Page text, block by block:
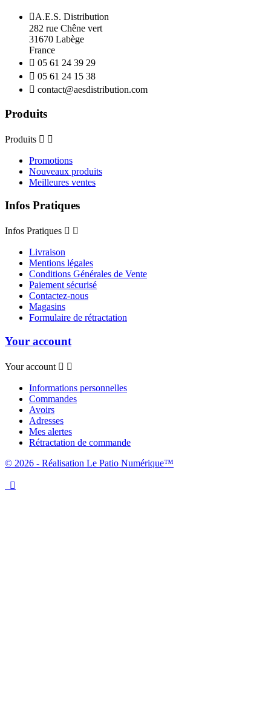
A.E.S. Distribution
282 rue Chêne vert
31670 Labège
France
 05 61 24 39 29
 05 61 24 15 38
 contact@aesdistribution.com
Produits
Produits  
Promotions
Nouveaux produits
Meilleures ventes
Infos Pratiques
Infos Pratiques  
Livraison
Mentions légales
Conditions Générales de Vente
Paiement sécurisé
Contactez-nous
Magasins
Formulaire de rétractation
Your account
Your account  
Informations personnelles
Commandes
Avoirs
Adresses
Mes alertes
Rétractation de commande
© 2026 - Réalisation Le Patio Numérique™
